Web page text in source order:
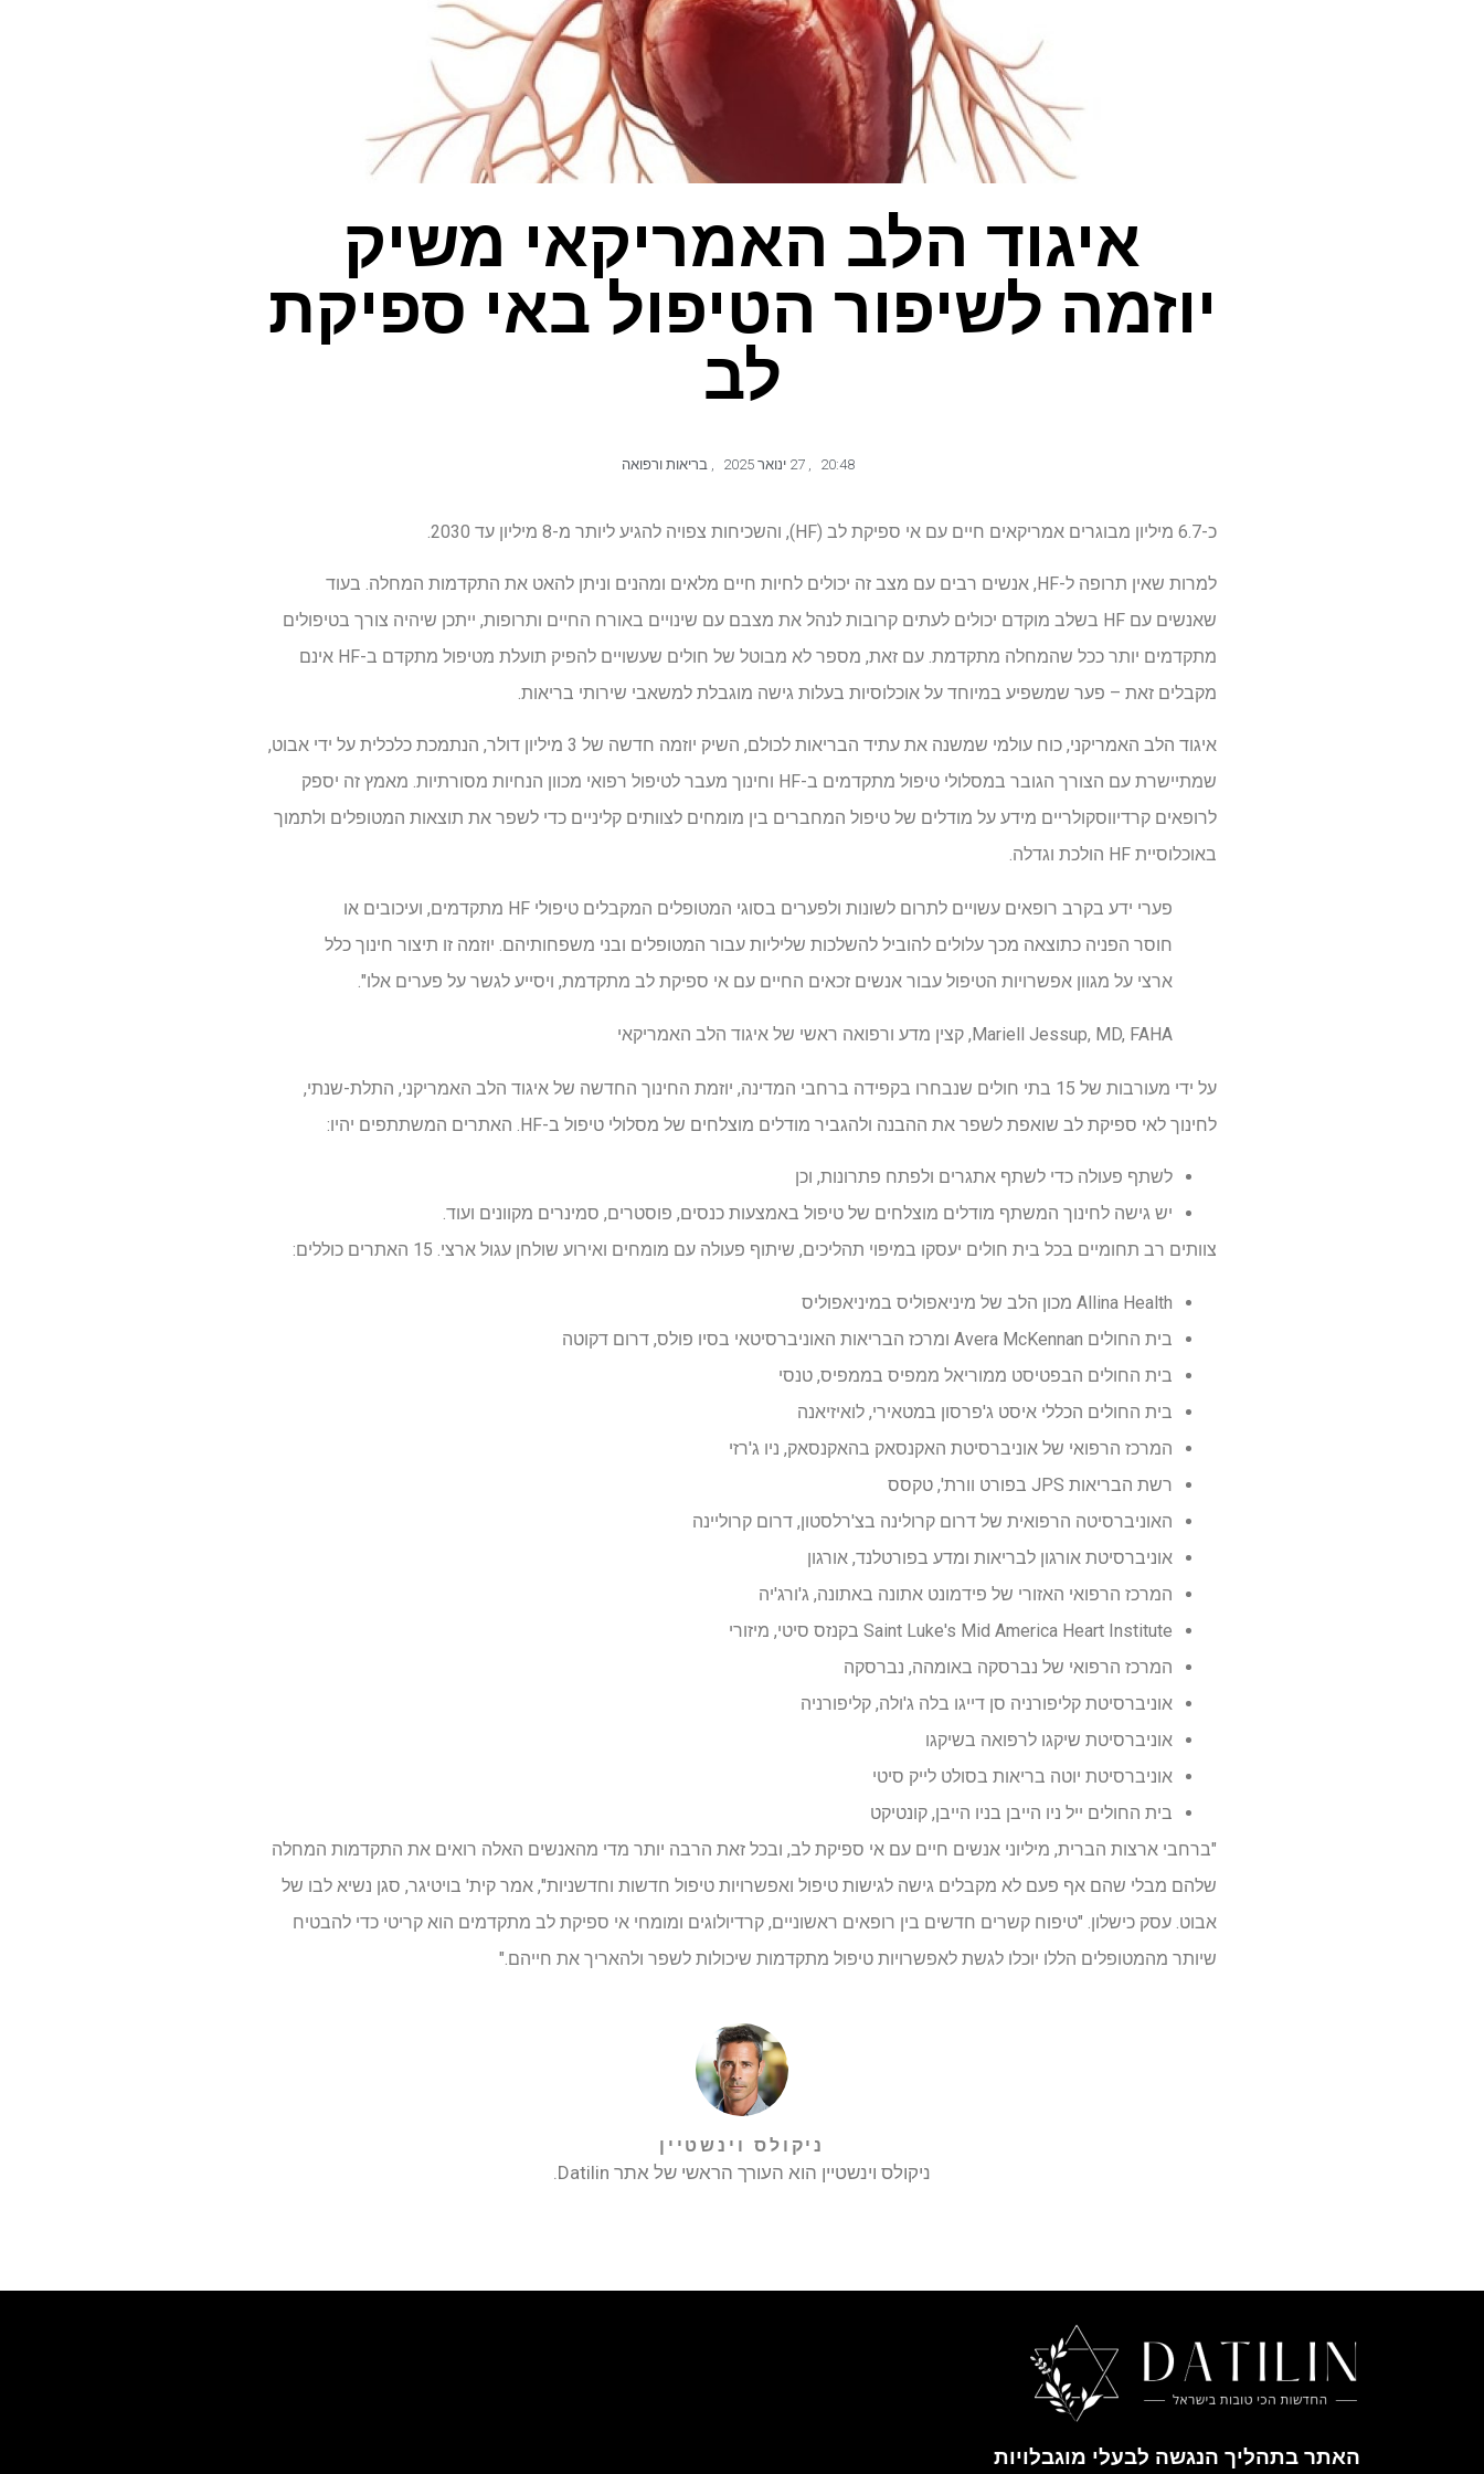
איגוד הלב האמריקאי משיק
יוזמה לשיפור הטיפול באי ספיקת
לב
20:48
, 27 ינואר 2025 , בריאות ורפואה
כ-6.7 מיליון מבוגרים אמריקאים חיים עם אי ספיקת לב (HF), והשכיחות צפויה להגיע ליותר מ-8 מיליון עד 2030.
למרות שאין תרופה ל-HF, אנשים רבים עם מצב זה יכולים לחיות חיים מלאים ומהנים וניתן להאט את התקדמות המחלה. בעוד
שאנשים עם HF בשלב מוקדם יכולים לעתים קרובות לנהל את מצבם עם שינויים באורח החיים ותרופות, ייתכן שיהיה צורך בטיפולים
מתקדמים יותר ככל שהמחלה מתקדמת. עם זאת, מספר לא מבוטל של חולים שעשויים להפיק תועלת מטיפול מתקדם ב-HF אינם
מקבלים זאת – פער שמשפיע במיוחד על אוכלוסיות בעלות גישה מוגבלת למשאבי שירותי בריאות.
איגוד הלב האמריקני, כוח עולמי שמשנה את עתיד הבריאות לכולם, השיק יוזמה חדשה של 3 מיליון דולר, הנתמכת כלכלית על ידי אבוט,
שמתיישרת עם הצורך הגובר במסלולי טיפול מתקדמים ב-HF וחינוך מעבר לטיפול רפואי מכוון הנחיות מסורתיות. מאמץ זה יספק
לרופאים קרדיווסקולריים מידע על מודלים של טיפול המחברים בין מומחים לצוותים קליניים כדי לשפר את תוצאות המטופלים ולתמוך
באוכלוסיית HF הולכת וגדלה.
פערי ידע בקרב רופאים עשויים לתרום לשונות ולפערים בסוגי המטופלים המקבלים טיפולי HF מתקדמים, ועיכובים או
חוסר הפניה כתוצאה מכך עלולים להוביל להשלכות שליליות עבור המטופלים ובני משפחותיהם. יוזמה זו תיצור חינוך כלל
ארצי על מגוון אפשרויות הטיפול עבור אנשים זכאים החיים עם אי ספיקת לב מתקדמת, ויסייע לגשר על פערים אלו".
Mariell Jessup, MD, FAHA, קצין מדע ורפואה ראשי של איגוד הלב האמריקאי
על ידי מעורבות של 15 בתי חולים שנבחרו בקפידה ברחבי המדינה, יוזמת החינוך החדשה של איגוד הלב האמריקני, התלת-שנתי,
לחינוך לאי ספיקת לב שואפת לשפר את ההבנה ולהגביר מודלים מוצלחים של מסלולי טיפול ב-HF. האתרים המשתתפים יהיו:
לשתף פעולה כדי לשתף אתגרים ולפתח פתרונות, וכן
יש גישה לחינוך המשתף מודלים מוצלחים של טיפול באמצעות כנסים, פוסטרים, סמינרים מקוונים ועוד.
צוותים רב תחומיים בכל בית חולים יעסקו במיפוי תהליכים, שיתוף פעולה עם מומחים ואירוע שולחן עגול ארצי. 15 האתרים כוללים:
Allina Health מכון הלב של מיניאפוליס במיניאפוליס
בית החולים Avera McKennan ומרכז הבריאות האוניברסיטאי בסיו פולס, דרום דקוטה
בית החולים הבפטיסט ממוריאל ממפיס בממפיס, טנסי
בית החולים הכללי איסט ג'פרסון במטאירי, לואיזיאנה
המרכז הרפואי של אוניברסיטת האקנסאק בהאקנסאק, ניו ג'רזי
רשת הבריאות JPS בפורט וורת', טקסס
האוניברסיטה הרפואית של דרום קרולינה בצ'רלסטון, דרום קרוליינה
אוניברסיטת אורגון לבריאות ומדע בפורטלנד, אורגון
המרכז הרפואי האזורי של פידמונט אתונה באתונה, ג'ורג'יה
Saint Luke's Mid America Heart Institute בקנזס סיטי, מיזורי
המרכז הרפואי של נברסקה באומהה, נברסקה
אוניברסיטת קליפורניה סן דייגו בלה ג'ולה, קליפורניה
אוניברסיטת שיקגו לרפואה בשיקגו
אוניברסיטת יוטה בריאות בסולט לייק סיטי
בית החולים ייל ניו הייבן בניו הייבן, קונטיקט
"ברחבי ארצות הברית, מיליוני אנשים חיים עם אי ספיקת לב, ובכל זאת הרבה יותר מדי מהאנשים האלה רואים את התקדמות המחלה
שלהם מבלי שהם אף פעם לא מקבלים גישה לגישות טיפול ואפשרויות טיפול חדשות וחדשניות", אמר קית' בויטיגר, סגן נשיא לבו של
אבוט. עסק כישלון. "טיפוח קשרים חדשים בין רופאים ראשוניים, קרדיולוגים ומומחי אי ספיקת לב מתקדמים הוא קריטי כדי להבטיח
שיותר מהמטופלים הללו יוכלו לגשת לאפשרויות טיפול מתקדמות שיכולות לשפר ולהאריך את חייהם."
ניקולס וינשטיין
ניקולס וינשטיין הוא העורך הראשי של אתר Datilin.
האתר בתהליך הנגשה לבעלי מוגבלויות